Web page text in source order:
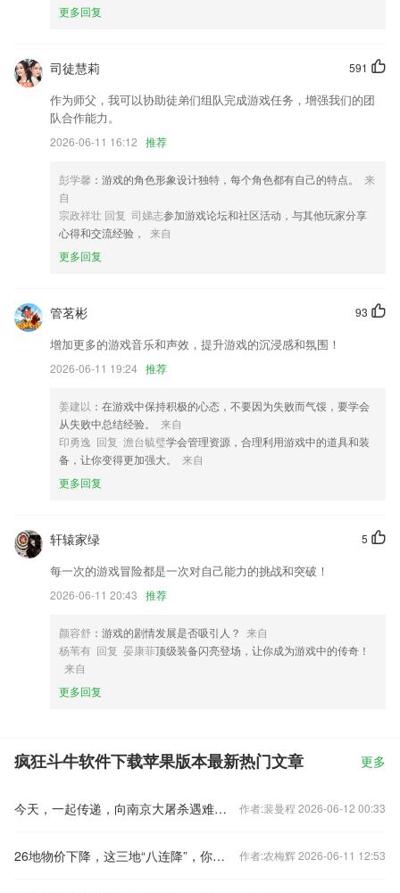
新增 计算器
1优化了路径规划功能，用户可以在路径规划时筛选不同站点。
优化推送等已知问题
添加拼团旅游模块，快来上线体验吧；
适配 抖音来源西瓜视频的链接下载。
以上就是疯狂斗牛软件下载苹果版本最新的介绍，如果您喜欢这款软件，
更多回复
591
司徒慧莉
作为师父，我可以协助徒弟们组队完成游戏任务，增强我们的团
队合作能力。
2026-06-11 16:12 推荐
彭学馨 ：游戏的角色形象设计独特，每个角色都有自己的特点。
来
自
宗政祥壮 回复 司娣志参加游戏论坛和社区活动，与其他玩家分享
心得和交流经验，
来自
更多回复
93
管茗彬
增加更多的游戏音乐和声效，提升游戏的沉浸感和氛围！
2026-06-11 19:24 推荐
姜建以 ：在游戏中保持积极的心态，不要因为失败而气馁，要学会
从失败中总结经验。
来自
印勇逸 回复 澹台毓璧学会管理资源，合理利用游戏中的道具和装
备，让你变得更加强大。
来自
更多回复
5
轩辕家绿
每一次的游戏冒险都是一次对自己能力的挑战和突破！
2026-06-11 20:43 推荐
颜容舒 ：游戏的剧情发展是否吸引人？ 来自
杨苇有 回复 晏康菲顶级装备闪亮登场，让你成为游戏中的传奇！
来自
更多回复
疯狂斗牛软件下载苹果版本最新热门文章 更多
今天，一起传递，向南京大屠杀遇难同胞致哀！ 作者:裴曼程 2026-06-12 00:33
26地物价下降，这三地“八连降”，你家呢？ 作者:农梅辉 2026-06-11 12:53